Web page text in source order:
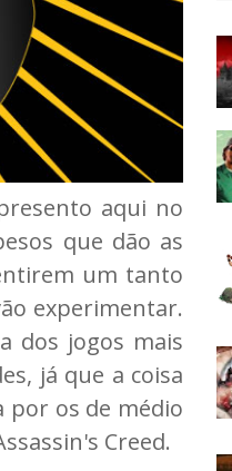
aqui no
que dão as
um tanto
experimentar.
dos jogos mais
já que a coisa
por os de médio
Creed.